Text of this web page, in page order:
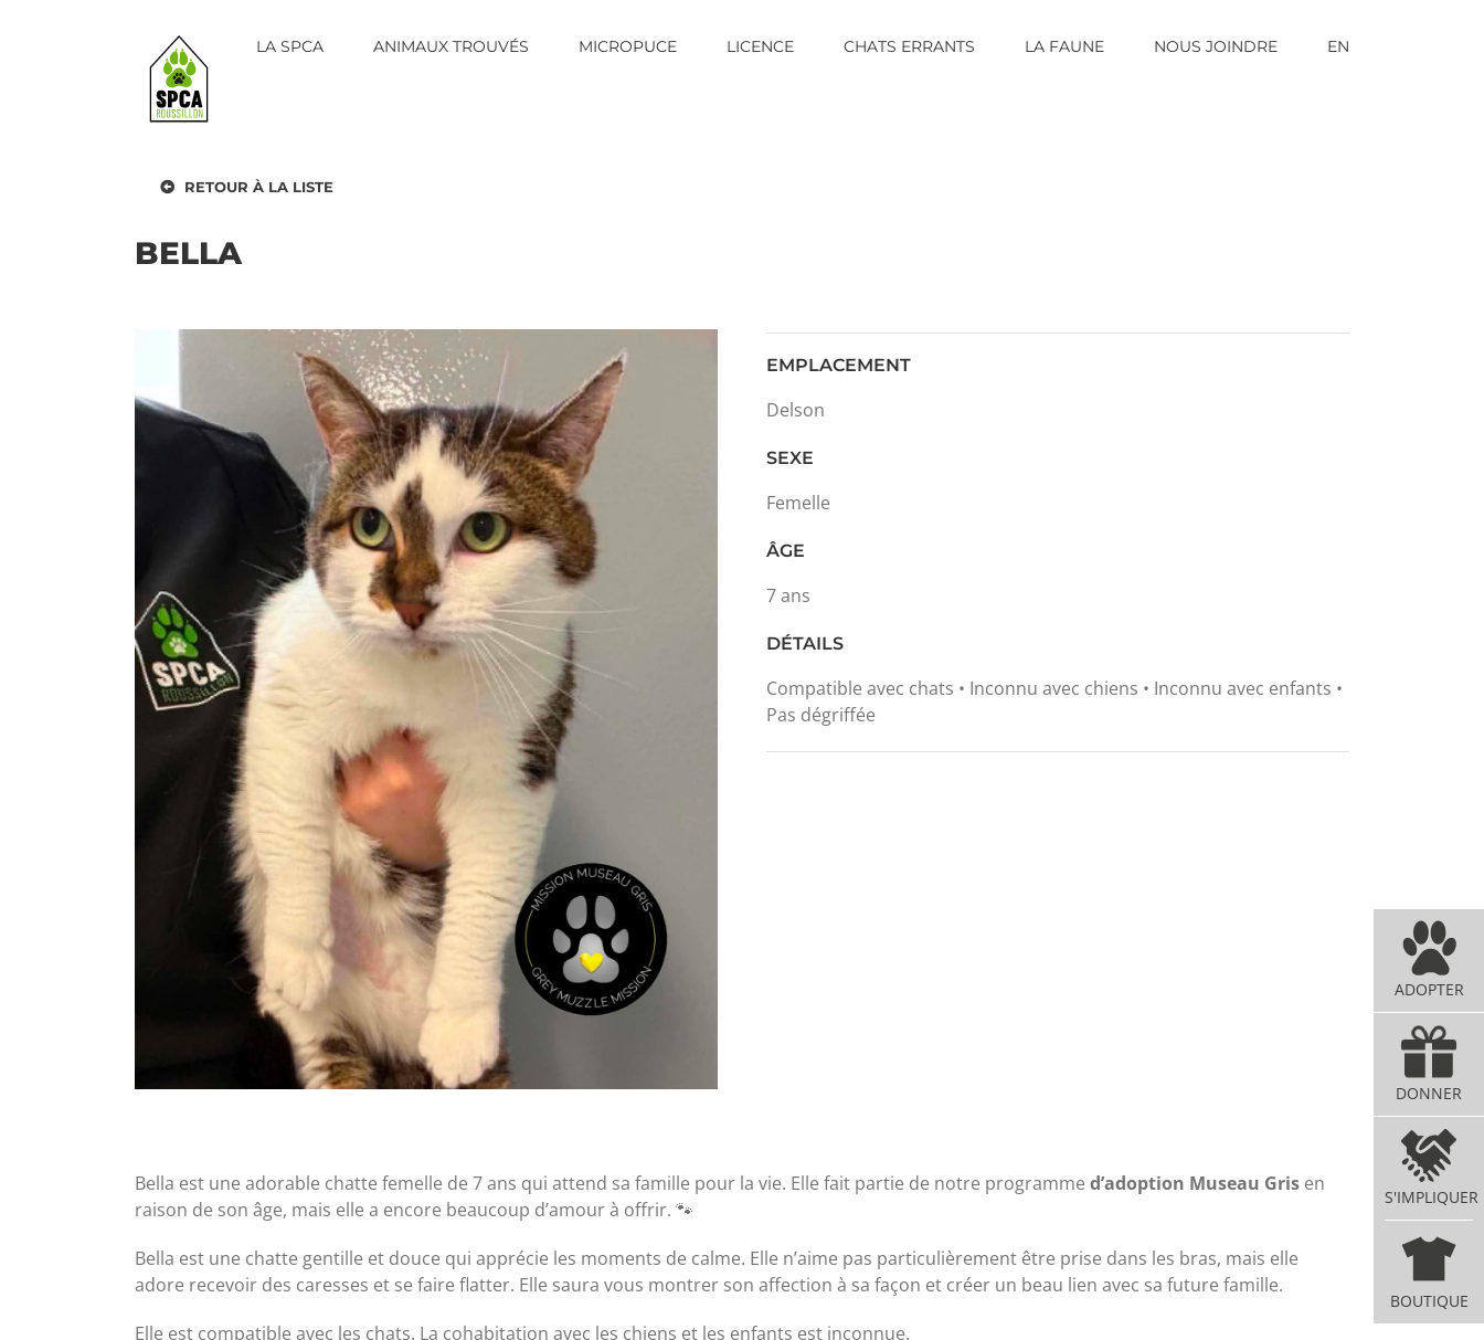
LA SPCA ANIMAUX TROUVÉS MICROPUCE LICENCE CHATS ERRANTS LA FAUNE NOUS JOINDRE EN
ADOPTER
DONNER
S'IMPLIQUER
BOUTIQUE
RETOUR À LA LISTE
BELLA
EMPLACEMENT
Delson
SEXE
Femelle
ÂGE
7 ans
DÉTAILS
Compatible avec chats • Inconnu avec chiens • Inconnu avec enfants •
Pas dégriffée
Bella est une adorable chatte femelle de 7 ans qui attend sa famille pour la vie. Elle fait partie de notre programme d’adoption Museau Gris en
raison de son âge, mais elle a encore beaucoup d’amour à offrir. 🐾
Bella est une chatte gentille et douce qui apprécie les moments de calme. Elle n’aime pas particulièrement être prise dans les bras, mais elle
adore recevoir des caresses et se faire flatter. Elle saura vous montrer son affection à sa façon et créer un beau lien avec sa future famille.
Elle est compatible avec les chats. La cohabitation avec les chiens et les enfants est inconnue.